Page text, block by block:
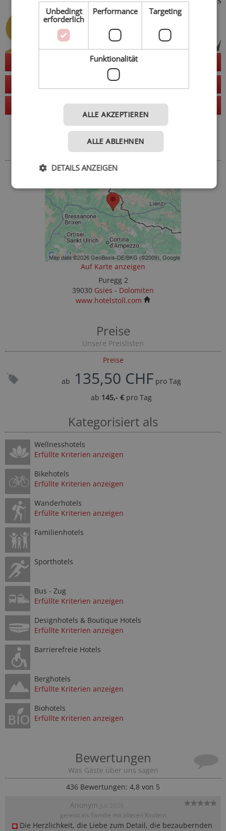
Jetzt anfragen
Anruf
Adresse
So finden Sie uns
Auf Karte anzeigen
Puregg 2
39030 Gsies - Dolomiten
www.hotelstoll.com
Preise
Unsere Preislisten
Preise
ab 135,50 CHFpro Tag
ab 145,- €pro Tag
Kategorisiert als
Wellnesshotels
Erfüllte Kriterien anzeigen
Bikehotels
Erfüllte Kriterien anzeigen
Wanderhotels
Erfüllte Kriterien anzeigen
Familienhotels
Sporthotels
Bus - Zug
Erfüllte Kriterien anzeigen
Designhotels & Boutique Hotels
Erfüllte Kriterien anzeigen
Barrierefreie Hotels
Berghotels
Erfüllte Kriterien anzeigen
Biohotels
Erfüllte Kriterien anzeigen
Bewertungen
Was Gäste über uns sagen
436 Bewertungen: 4,8 von 5
Anonym
gereist als Familie mit älteren Kindern
Die Herzlichkeit, die Liebe zum Detail, die bezaubernden
Unbedingt
erforderlich
Performance Targeting
Funktionalität
ALLE AKZEPTIEREN
ALLE ABLEHNEN
DETAILS ANZEIGEN